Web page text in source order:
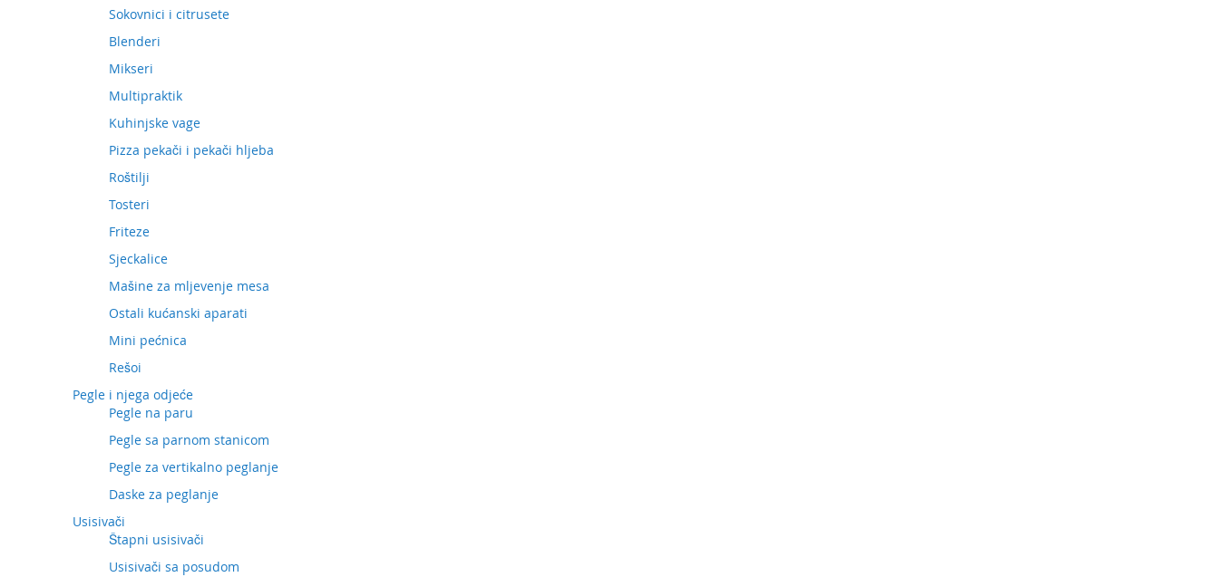
Sokovnici i citrusete
Blenderi
Mikseri
Multipraktik
Kuhinjske vage
Pizza pekači i pekači hljeba
Roštilji
Tosteri
Friteze
Sjeckalice
Mašine za mljevenje mesa
Ostali kućanski aparati
Mini pećnica
Rešoi
Pegle i njega odjeće
Pegle na paru
Pegle sa parnom stanicom
Pegle za vertikalno peglanje
Daske za peglanje
Usisivači
Štapni usisivači
Usisivači sa posudom